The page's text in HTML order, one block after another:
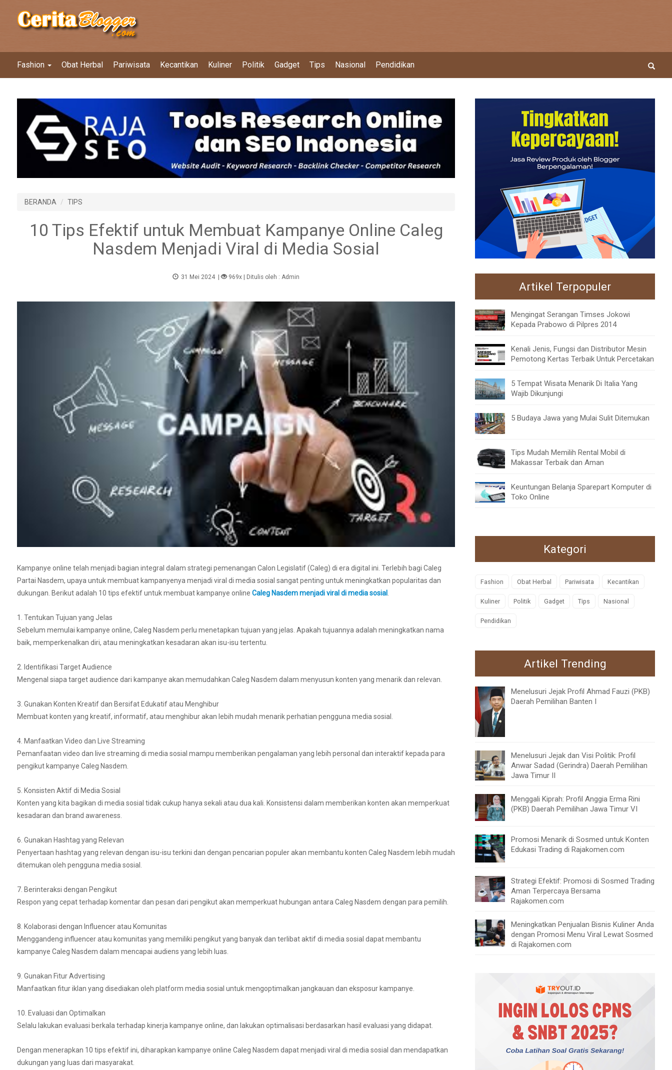
Fashion Obat Herbal Pariwisata Kecantikan Kuliner Politik Gadget Tips Nasional Pendidikan
BERANDA TIPS
10 Tips Efektif untuk Membuat Kampanye Online Caleg
Nasdem Menjadi Viral di Media Sosial
31 Mei 2024 | 969x | Ditulis oleh : Admin
Kampanye online telah menjadi bagian integral dalam strategi pemenangan Calon Legislatif (Caleg) di era digital ini. Terlebih bagi Caleg
Partai Nasdem, upaya untuk membuat kampanyenya menjadi viral di media sosial sangat penting untuk meningkatkan popularitas dan
dukungan. Berikut adalah 10 tips efektif untuk membuat kampanye online Caleg Nasdem menjadi viral di media sosial
1. Tentukan Tujuan yang Jelas
Sebelum memulai kampanye online, Caleg Nasdem perlu menetapkan tujuan yang jelas. Apakah tujuannya adalah meningkatkan nama
baik, memperkenalkan diri, atau meningkatkan kesadaran akan isu-isu tertentu.
2. Identifikasi Target Audience
Mengenal siapa target audience dari kampanye akan memudahkan Caleg Nasdem dalam menyusun konten yang menarik dan relevan.
3. Gunakan Konten Kreatif dan Bersifat Edukatif atau Menghibur
Membuat konten yang kreatif, informatif, atau menghibur akan lebih mudah menarik perhatian pengguna media sosial.
4. Manfaatkan Video dan Live Streaming
Pemanfaatan video dan live streaming di media sosial mampu memberikan pengalaman yang lebih personal dan interaktif kepada para
pengikut kampanye Caleg Nasdem.
5. Konsisten Aktif di Media Sosial
Konten yang kita bagikan di media sosial tidak cukup hanya sekali atau dua kali. Konsistensi dalam memberikan konten akan memperkuat
kesadaran dan brand awareness.
6. Gunakan Hashtag yang Relevan
Penyertaan hashtag yang relevan dengan isu-isu terkini dan dengan pencarian populer akan membantu konten Caleg Nasdem lebih mudah
ditemukan oleh pengguna media sosial.
7. Berinteraksi dengan Pengikut
Respon yang cepat terhadap komentar dan pesan dari pengikut akan memperkuat hubungan antara Caleg Nasdem dengan para pemilih.
8. Kolaborasi dengan Influencer atau Komunitas
Menggandeng influencer atau komunitas yang memiliki pengikut yang banyak dan terlibat aktif di media sosial dapat membantu
kampanye Caleg Nasdem dalam mencapai audiens yang lebih luas.
9. Gunakan Fitur Advertising
Manfaatkan fitur iklan yang disediakan oleh platform media sosial untuk mengoptimalkan jangkauan dan eksposur kampanye.
10. Evaluasi dan Optimalkan
Selalu lakukan evaluasi berkala terhadap kinerja kampanye online, dan lakukan optimalisasi berdasarkan hasil evaluasi yang didapat.
Dengan menerapkan 10 tips efektif ini, diharapkan kampanye online Caleg Nasdem dapat menjadi viral di media sosial dan mendapatkan
dukungan yang luas dari masyarakat.
Artikel Terpopuler
Mengingat Serangan Timses Jokowi
Kepada Prabowo di Pilpres 2014
Kenali Jenis, Fungsi dan Distributor Mesin
Pemotong Kertas Terbaik Untuk Percetakan
5 Tempat Wisata Menarik Di Italia Yang
Wajib Dikunjungi
5 Budaya Jawa yang Mulai Sulit Ditemukan
Tips Mudah Memilih Rental Mobil di
Makassar Terbaik dan Aman
Keuntungan Belanja Sparepart Komputer di
Toko Online
Kategori
Fashion Obat Herbal Pariwisata Kecantikan
Kuliner Politik Gadget Tips Nasional
Pendidikan
Artikel Trending
Menelusuri Jejak Profil Ahmad Fauzi (PKB)
Daerah Pemilihan Banten I
Menelusuri Jejak dan Visi Politik: Profil
Anwar Sadad (Gerindra) Daerah Pemilihan
Jawa Timur II
Menggali Kiprah: Profil Anggia Erma Rini
(PKB) Daerah Pemilihan Jawa Timur VI
Promosi Menarik di Sosmed untuk Konten
Edukasi Trading di Rajakomen.com
Strategi Efektif: Promosi di Sosmed Trading
Aman Terpercaya Bersama
Rajakomen.com
Meningkatkan Penjualan Bisnis Kuliner Anda
dengan Promosi Menu Viral Lewat Sosmed
di Rajakomen.com